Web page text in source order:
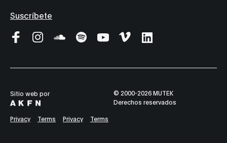
Suscríbete
Sitio web por
© 2000-2026 MUTEK
Derechos reservados
Privacy Terms Privacy Terms